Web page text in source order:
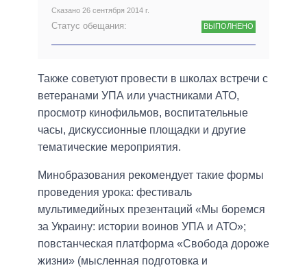
Сказано 26 сентября 2014 г.
Статус обещания: ВЫПОЛНЕНО
Также советуют провести в школах встречи с
ветеранами УПА или участниками АТО,
просмотр кинофильмов, воспитательные
часы, дискуссионные площадки и другие
тематические мероприятия.
Минобразования рекомендует такие формы
проведения урока: фестиваль
мультимедийных презентаций «Мы боремся
за Украину: истории воинов УПА и АТО»;
повстанческая платформа «Свобода дороже
жизни» (мысленная подготовка и